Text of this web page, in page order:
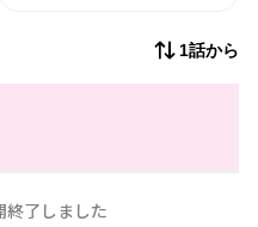
1話から
終了しました